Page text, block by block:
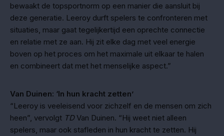
bewaakt de topsportnorm op een manier die aansluit bij
deze generatie. Leeroy durft spelers te confronteren met
situaties, maar gaat tegelijkertijd een oprechte connectie
en relatie met ze aan. Hij zit elke dag met veel energie
boven op het proces om het maximale uit elkaar te halen
en combineert dat met het menselijke aspect.”
Van Duinen: ‘In hun kracht zetten’
“Leeroy is veeleisend voor zichzelf en de mensen om zich
heen”, vervolgt TDVan Duinen. “Hij weet niet alleen
spelers, maar ook stafleden in hun kracht te zetten. Hij